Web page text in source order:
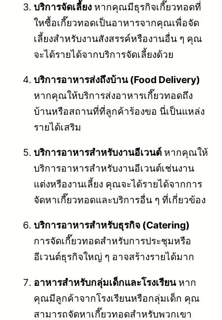
บริการจัดเลี้ยง หากคุณมีธุรกิจเกี๊ยวทอดที่
ใหซื้อเกี๊ยวทอดเป็นอาหารจากคุณเพื่อจัด
เลี้ยงสำหรับงานสังสรรค์หรืองานอื่น ๆ คุณ
จะได้รายได้จากบริการจัดเลี้ยงด้วย
บริการอาหารส่งถึงบ้าน (Food Delivery)
หากคุณให้บริการส่งอาหารเกี๊ยวทอดถึง
บ้านหรือสถานที่ที่ลูกค้าร้องขอ นี่เป็นแหล่ง
รายได้เสริม
บริการอาหารสำหรับงานอีเวนต์ หากคุณให้
บริการอาหารสำหรับงานอีเวนต์เช่นงาน
แต่งหรืองานเลี้ยง คุณจะได้รายได้จากการ
จัดหาเกี๊ยวทอดและบริการอื่น ๆ ที่เกี่ยวข้อง
บริการอาหารสำหรับธุรกิจ (Catering)
การจัดเกี๊ยวทอดสำหรับการประชุมหรือ
อีเวนต์ธุรกิจใหญ่ ๆ อาจสร้างรายได้มาก
อาหารสำหรับกลุ่มเด็กและโรงเรียนหาก
คุณมีลูกค้าจากโรงเรียนหรือกลุ่มเด็ก คุณ
สามารถจัดหาเกี๊ยวทอดสำหรับพวกเขา